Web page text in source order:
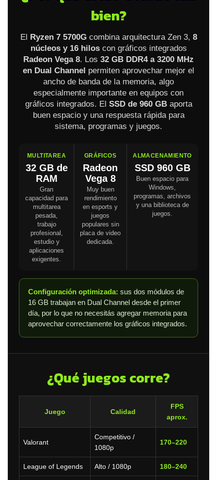
bien?
El Ryzen 7 5700Gcombina arquitectura Zen 3, 8
núcleos y 16 hiloscon gráficos integrados
Radeon Vega 8. Los 32 GB DDR4 a 3200 MHz
en Dual Channel permiten aprovechar mejor el
ancho de banda de la memoria, algo
especialmente importante en equipos con
gráficos integrados. El SSD de 960 GBaporta
buen espacio y una respuesta rápida para
sistema, programas y juegos.
MULTITAREA
32 GB de
RAM
Gran
capacidad para
multitarea
pesada,
trabajo
profesional,
estudio y
aplicaciones
exigentes.
GRÁFICOS
Radeon
Vega 8
Muy buen
rendimiento
en esports y
juegos
populares sin
placa de video
dedicada.
ALMACENAMIENTO
SSD 960 GB
Buen espacio para
Windows,
programas, archivos
y una biblioteca de
juegos.
Configuración optimizada: sus dos módulos de
16 GB trabajan en Dual Channel desde el primer
día, por lo que no necesitás agregar memoria para
aprovechar correctamente los gráficos integrados.
¿Qué juegos corre?
Juego Calidad
FPS
aprox.
Valorant
Competitivo /
1080p
170–220
League of Legends Alto / 1080p 180–240